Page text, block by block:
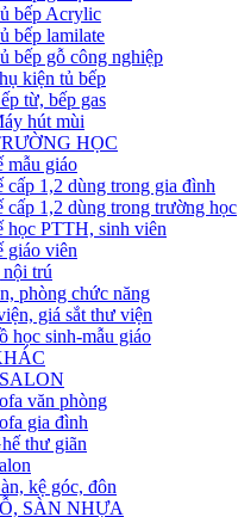
bếp Acrylic
bếp lamilate
bếp gỗ công nghiệp
kiện tủ bếp
từ, bếp gas
hút mùi
HỌC
mẫu giáo
cấp 1,2 dùng trong gia đình
cấp 1,2 dùng trong trường học
học PTTH, sinh viên
giáo viên
trú
phòng chức năng
giá sắt thư viện
học sinh-mẫu giáo
văn phòng
gia đình
thư giãn
kệ góc, đôn
SÀN NHỰA